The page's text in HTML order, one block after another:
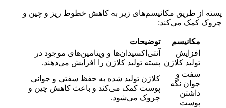
پسته از طریق مکانیسم‌های زیر به کاهش خطوط ریز و چین و
چروک کمک می‌کند:
مکانیسم
توضیحات
افزایش
تولید کلاژن
آنتی‌اکسیدان‌ها و ویتامین‌های موجود در
پسته تولید کلاژن را افزایش می‌دهند.
سفت و
جوان نگه
داشتن
پوست
کلاژن تولید شده به حفظ سفتی و جوانی
پوست کمک می‌کند و باعث کاهش چین و
چروک می‌شود.